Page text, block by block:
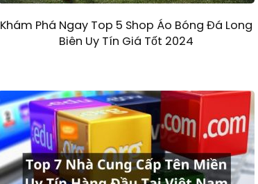
Khám Phá Ngay Top 5 Shop Áo Bóng Đá Long
Biên Uy Tín Giá Tốt 2024